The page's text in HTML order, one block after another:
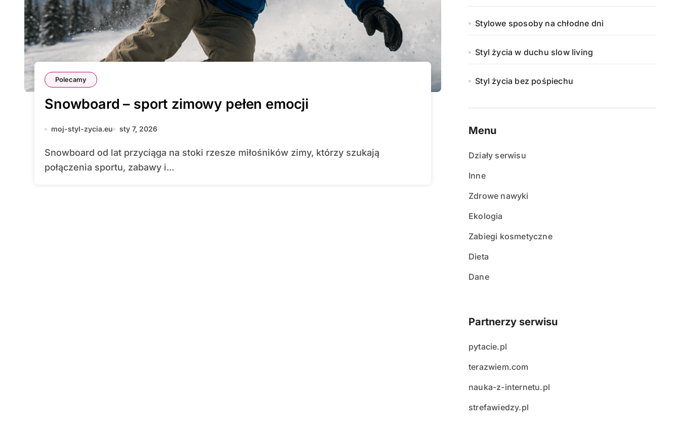
Polecamy
Snowboard – sport zimowy pełen emocji
moj-styl-zycia.eu sty 7, 2026
Snowboard od lat przyciąga na stoki rzesze miłośników zimy, którzy szukają
połączenia sportu, zabawy i...
Stylowe sposoby na chłodne dni
Styl życia w duchu slow living
Styl życia bez pośpiechu
Menu
Działy serwisu
Inne
Zdrowe nawyki
Ekologia
Zabiegi kosmetyczne
Dieta
Dane
Partnerzy serwisu
pytacie.pl
terazwiem.com
nauka-z-internetu.pl
strefawiedzy.pl